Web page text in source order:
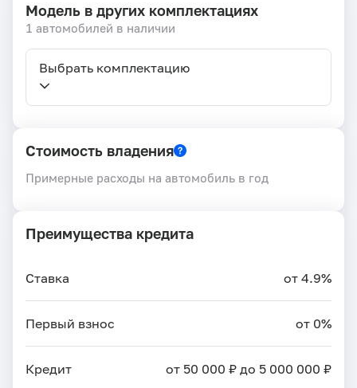
Модель в других комплектациях
1 автомобилей в наличии
Выбрать комплектацию
Стоимость владения
Примерные расходы на автомобиль в год
Преимущества кредита
Ставка от 4.9%
Первый взнос от 0%
Кредит от 50 000 ₽ до 5 000 000 ₽